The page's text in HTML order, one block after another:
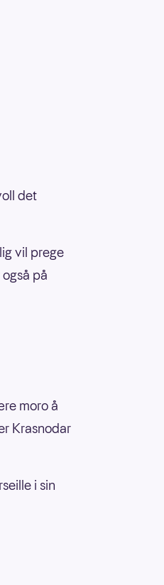
det
vil prege
på
moro å
Krasnodar
i sin